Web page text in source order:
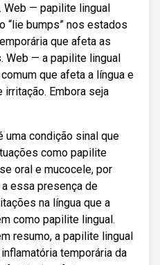
Web — papilite lingual
“lie bumps” nos estados
que afeta as
Web — a papilite lingual
que afeta a língua e
Embora seja
uma condição sinal que
como papilite
oral e mucocele, por
essa presença de
na língua que a
como papilite lingual.
resumo, a papilite lingual
temporária da